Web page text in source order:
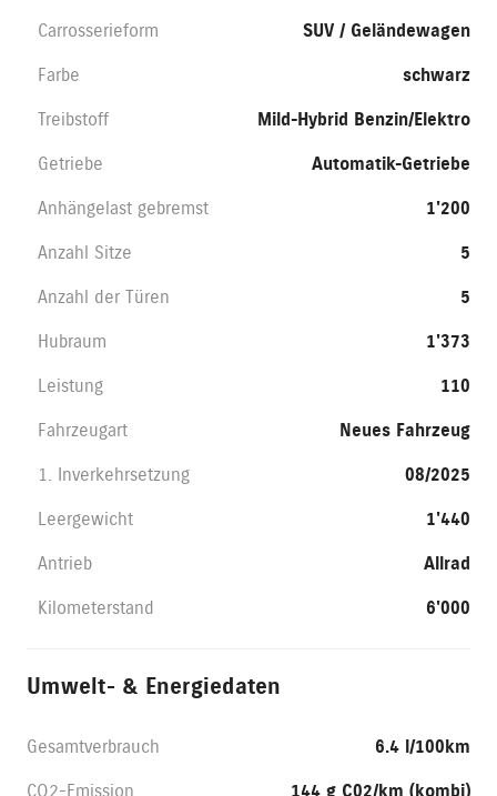
Carrosserieform
SUV / Geländewagen
Farbe
schwarz
Treibstoff
Mild-Hybrid Benzin/Elektro
Getriebe
Automatik-Getriebe
Anhängelast gebremst
1'200
Anzahl Sitze
5
Anzahl der Türen
5
Hubraum
1'373
Leistung
110
Fahrzeugart
Neues Fahrzeug
1. Inverkehrsetzung
08/2025
Leergewicht
1'440
Antrieb
Allrad
Kilometerstand
6'000
Umwelt- & Energiedaten
Gesamtverbrauch
6.4 l/100km